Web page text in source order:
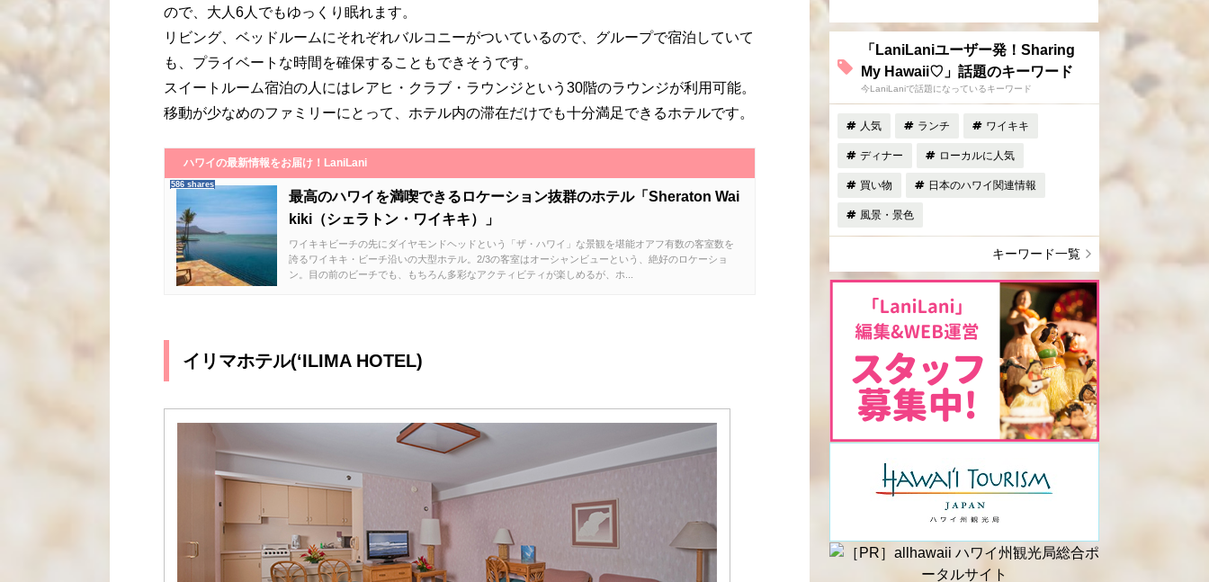
ので、大人6人でもゆっくり眠れます。
リビング、ベッドルームにそれぞれバルコニーがついているので、グループで宿泊していて
も、プライベートな時間を確保することもできそうです。
スイートルーム宿泊の人にはレアヒ・クラブ・ラウンジという30階のラウンジが利用可能。
移動が少なめのファミリーにとって、ホテル内の滞在だけでも十分満足できるホテルです。
ハワイの最新情報をお届け！LaniLani
586 shares
最高のハワイを満喫できるロケーション抜群のホテル「Sheraton Wai
kiki（シェラトン・ワイキキ）」
ワイキキビーチの先にダイヤモンドヘッドという「ザ・ハワイ」な景観を堪能オアフ有数の客室数を
誇るワイキキ・ビーチ沿いの大型ホテル。2/3の客室はオーシャンビューという、絶好のロケーショ
ン。目の前のビーチでも、もちろん多彩なアクティビティが楽しめるが、ホ...
イリマホテル(‘ILIMA HOTEL)
「LaniLaniユーザー発！Sharing
My Hawaii♡」話題のキーワード
今LaniLaniで話題になっているキーワード
人気 ランチ ワイキキ
ディナー ローカルに人気
買い物 日本のハワイ関連情報
風景・景色
キーワード一覧